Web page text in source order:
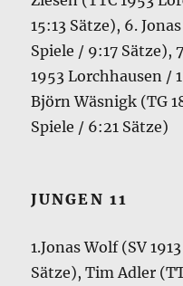
15:13 Sätze), 6.
Spiele / 9:17 Sätze),
1953 Lorchhausen /
Björn Wäsnigk (TG
Spiele / 6:21 Sätze)
JUNGEN 11
1.Jonas Wolf (SV
Sätze), Tim Adler